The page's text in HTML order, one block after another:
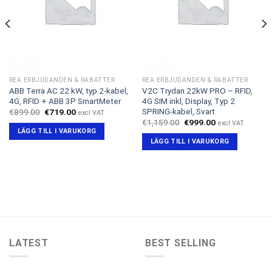
REA ERBJUDANDEN & RABATTER
ABB Terra AC 22 kW, typ 2-kabel,
4G, RFID + ABB 3P SmartMeter
€899.00 Det
priset
var:
€899.00.
€719.00Det
priset
är:
€719.00.
excl VAT
LÄGG TILL I VARUKORG
REA ERBJUDANDEN & RABATTER
V2C Trydan 22kW PRO – RFID,
4G SIM inkl, Display, Typ 2
SPRING-kabel, Svart
€1,159.00 Det
priset
var:
€1,159.00.
€999.00Det
priset
är:
€999.00.
excl VAT
LÄGG TILL I VARUKORG
LATEST BEST SELLING